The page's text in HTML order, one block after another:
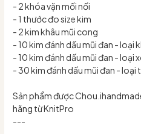
- 2 khóa vặn mối nối
- 1 thước đo size kim
- 2 kim khâu mũi cong
- 10 kim đánh dấu mũi đan - loại
- 10 kim đánh dấu mũi đan - loại
- 30 kim đánh dấu mũi đan - loại
Sản phẩm được
hãng từ KnitPro
---